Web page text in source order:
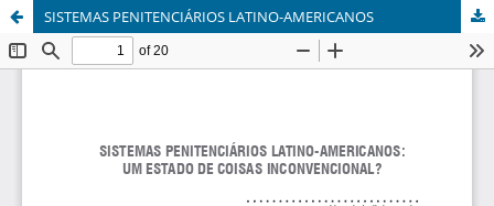
SISTEMAS PENITENCIÁRIOS LATINO-AMERICANOS